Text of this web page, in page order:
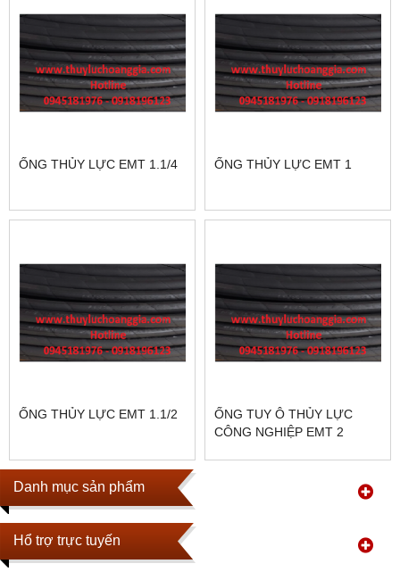
Danh mục sản phẩm
Hổ trợ trực tuyến
ỐNG THỦY LỰC EMT 1.1/4 ỐNG THỦY LỰC EMT 1
ỐNG THỦY LỰC EMT 1.1/2
ỐNG TUY Ô THỦY LỰC
CÔNG NGHIỆP EMT 2